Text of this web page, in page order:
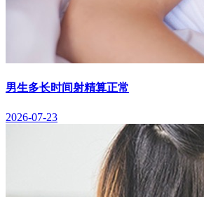
男生多长时间射精算正常
2026-07-23